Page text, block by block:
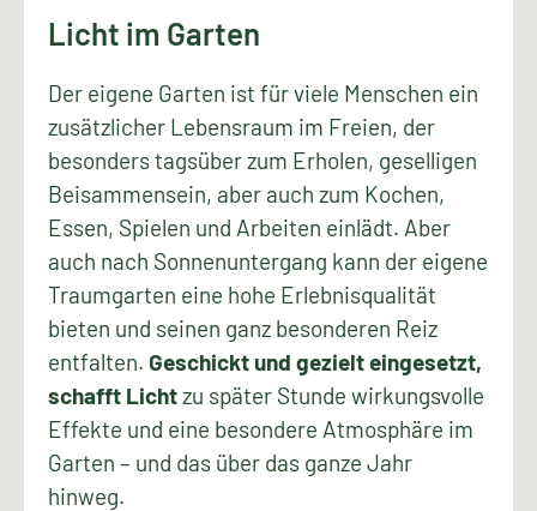
Licht im Garten
Der eigene Garten ist für viele Menschen ein
zusätzlicher Lebensraum im Freien, der
besonders tagsüber zum Erholen, geselligen
Beisammensein, aber auch zum Kochen,
Essen, Spielen und Arbeiten einlädt. Aber
auch nach Sonnenuntergang kann der eigene
Traumgarten eine hohe Erlebnisqualität
bieten und seinen ganz besonderen Reiz
entfalten. Geschickt und gezielt eingesetzt,
schafft Lichtzu später Stunde wirkungsvolle
Effekte und eine besondere Atmosphäre im
Garten – und das über das ganze Jahr
hinweg.